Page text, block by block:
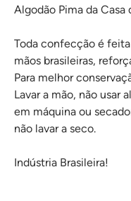
Algodão Pima da Casa
Toda confecção é
mãos brasileiras,
Para melhor
Lavar a mão, não usar
em máquina ou
não lavar a seco.
Indústria Brasileira!